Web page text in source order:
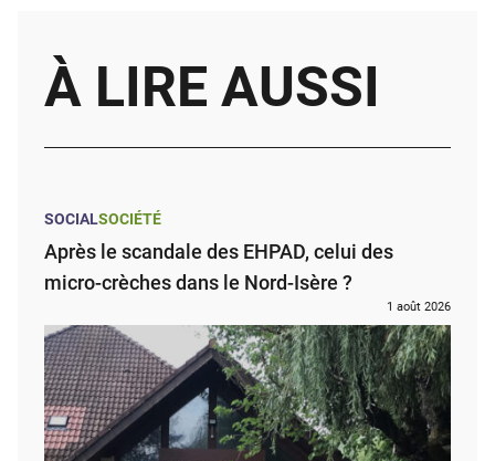
À LIRE AUSSI
SOCIALSOCIÉTÉ
Après le scandale des EHPAD, celui des
micro-crèches dans le Nord-Isère ?
1 août 2026